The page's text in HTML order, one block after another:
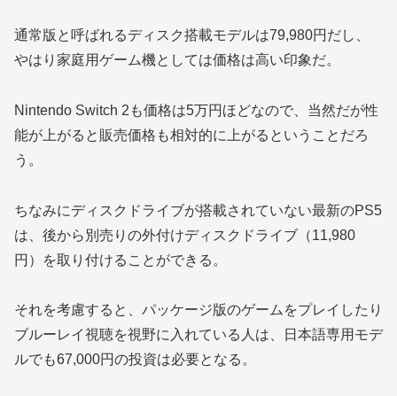
通常版と呼ばれるディスク搭載モデルは79,980円だし、
やはり家庭用ゲーム機としては価格は高い印象だ。
Nintendo Switch 2も価格は5万円ほどなので、当然だが性
能が上がると販売価格も相対的に上がるということだろ
う。
ちなみにディスクドライブが搭載されていない最新のPS5
は、後から別売りの外付けディスクドライブ（11,980
円）を取り付けることができる。
それを考慮すると、パッケージ版のゲームをプレイしたり
ブルーレイ視聴を視野に入れている人は、日本語専用モデ
ルでも67,000円の投資は必要となる。